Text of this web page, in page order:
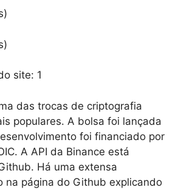
site: 1
das trocas de criptografia
populares. A bolsa foi lançada
foi financiado por
A API da Binance está
Há uma extensa
na página do Github explicando